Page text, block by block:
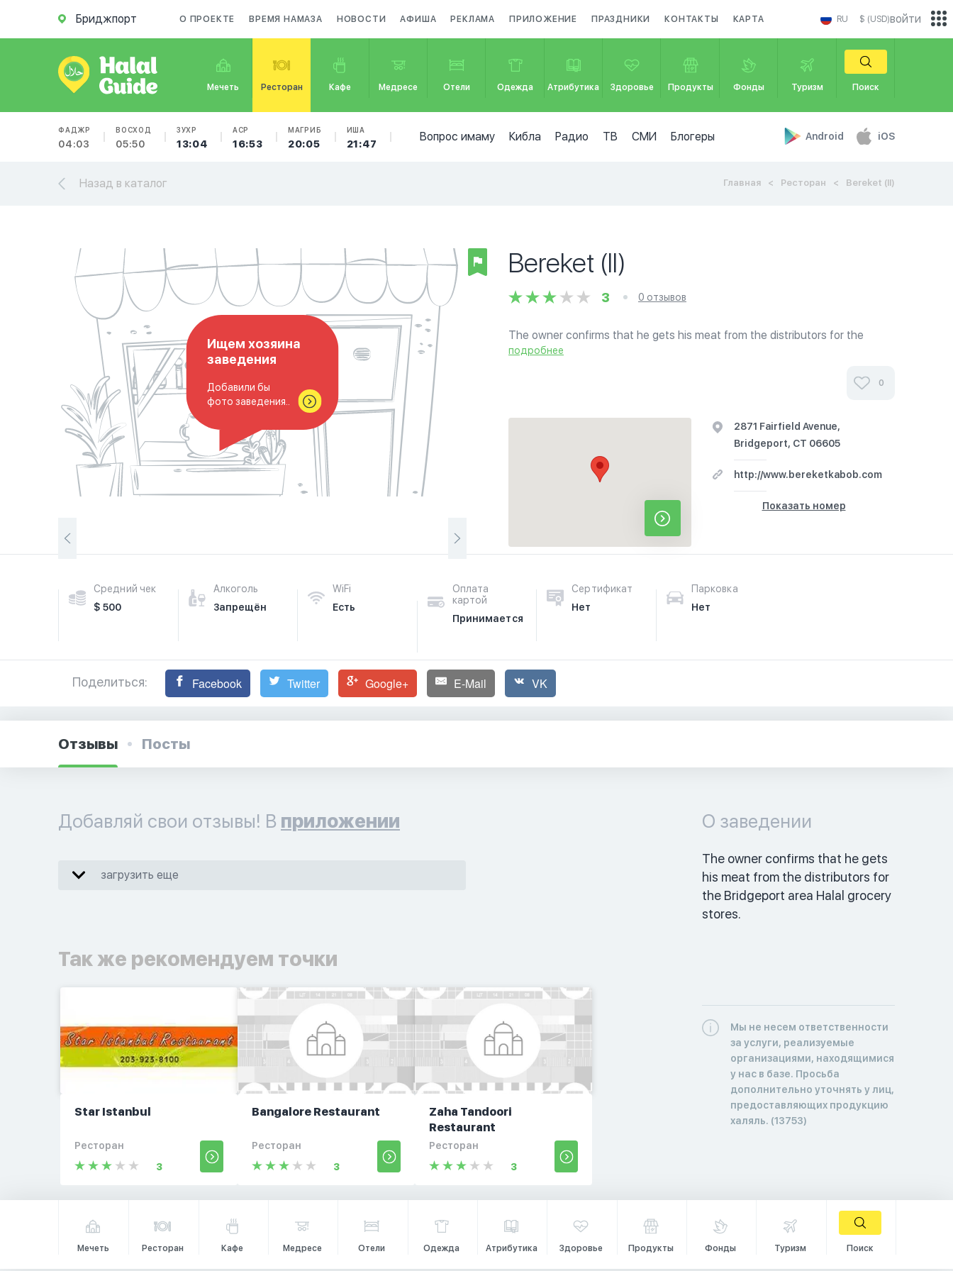
Бриджпорт О ПРОЕКТЕ ВРЕМЯ НАМАЗА НОВОСТИ АФИША РЕКЛАМА ПРИЛОЖЕНИЕ ПРАЗДНИКИ КОНТАКТЫ КАРТА RU $ (USD)
Мечеть Ресторан Кафе Медресе Отели Одежда Атрибутика Здоровье Продукты Фонды Туризм Поиск
ФАДЖР
04:03
ВОСХОД
05:50
ЗУХР
13:04
АСР
16:53
МАГРИБ
20:05
ИША
21:47
Вопрос имаму Кибла Радио ТВ СМИ Блогеры Android iOS
войти
Назад в каталог Главная Ресторан Bereket (II)
Ищем хозяина
заведения
Добавили бы
фото заведения..
Bereket (II)
3 0 отзывов
The owner confirms that he gets his meat from the distributors for the
Bridgeport area Halal grocery stores.
подробнее
0
2871 Fairfield Avenue,
Bridgeport, CT 06605
http://www.bereketkabob.com
Показать номер
Средний чек
$ 500
Алкоголь
Запрещён
WiFi
Есть
Оплата
картой
Принимается
Сертификат
Нет
Парковка
Нет
Поделиться: Facebook Twitter Google+ E-Mail VK
Отзывы Посты
Добавляй свои отзывы! В приложении
загрузить еще
Так же рекомендуем точки
Star Istanbul
Ресторан
3
Bangalore Restaurant
Ресторан
3
Zaha Tandoori
Restaurant
Ресторан
3
О заведении
The owner confirms that he gets
his meat from the distributors for
the Bridgeport area Halal grocery
stores.
Мы не несем ответственности
за услуги, реализуемые
организациями, находящимися
у нас в базе. Просьба
дополнительно уточнять у лиц,
предоставляющих продукцию
халяль. (13753)
Мечеть Ресторан Кафе Медресе Отели Одежда Атрибутика Здоровье Продукты Фонды Туризм Поиск